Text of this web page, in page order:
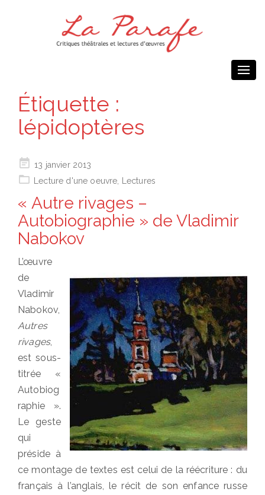
Étiquette :
lépidoptères
Posted
on
13 janvier 2013
Lecture d'une oeuvre
Lectures
« Autre rivages –
Autobiographie » de Vladimir
Nabokov
L’œuvre
de
Vladimir
Nabokov,
Autres
rivages,
est sous-
titrée «
Autobiog
raphie ».
Le geste
qui
préside à
ce montage de textes est celui de la réécriture : du
français à l’anglais, le récit de son enfance russe